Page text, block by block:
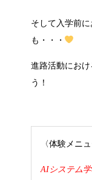
そして入学前
も・・・
進路活動にお
う！
〈体験メニュ
AIシステム